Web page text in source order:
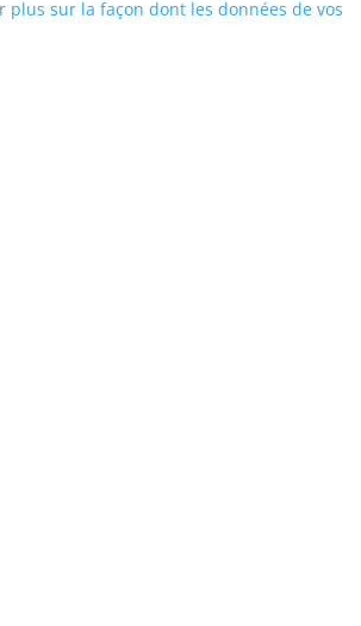
plus sur la façon dont les données de vos